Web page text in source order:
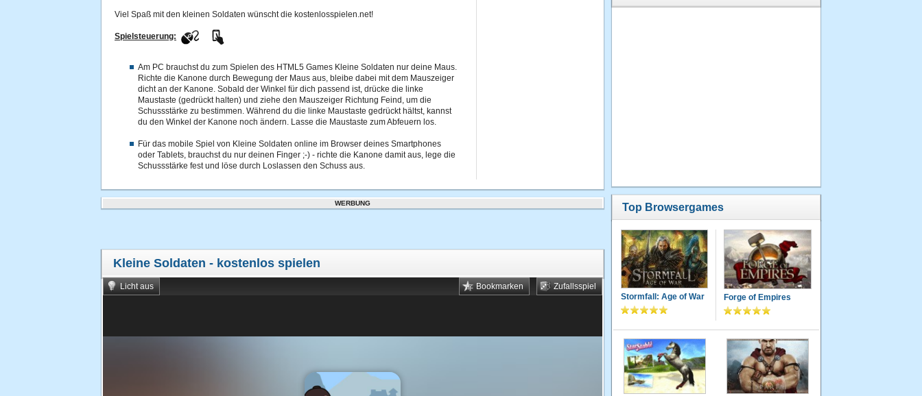
Viel Spaß mit den kleinen Soldaten wünscht die kostenlosspielen.net!
Spielsteuerung:
Am PC brauchst du zum Spielen des HTML5 Games Kleine Soldaten nur deine Maus.
Richte die Kanone durch Bewegung der Maus aus, bleibe dabei mit dem Mauszeiger
dicht an der Kanone. Sobald der Winkel für dich passend ist, drücke die linke
Maustaste (gedrückt halten) und ziehe den Mauszeiger Richtung Feind, um die
Schussstärke zu bestimmen. Während du die linke Maustaste gedrückt hältst, kannst
du den Winkel der Kanone noch ändern. Lasse die Maustaste zum Abfeuern los.
Für das mobile Spiel von Kleine Soldaten online im Browser deines Smartphones
oder Tablets, brauchst du nur deinen Finger ;-) - richte die Kanone damit aus, lege die
Schussstärke fest und löse durch Loslassen den Schuss aus.
WERBUNG
Kleine Soldaten - kostenlos spielen
Licht aus Zufallsspiel
Bookmarken
Top Browsergames
Stormfall: Age of War Forge of Empires